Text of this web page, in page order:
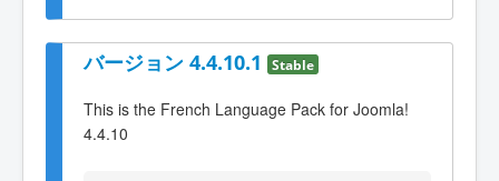
バージョン 4.4.10.1 Stable
This is the French Language Pack for Joomla!
4.4.10